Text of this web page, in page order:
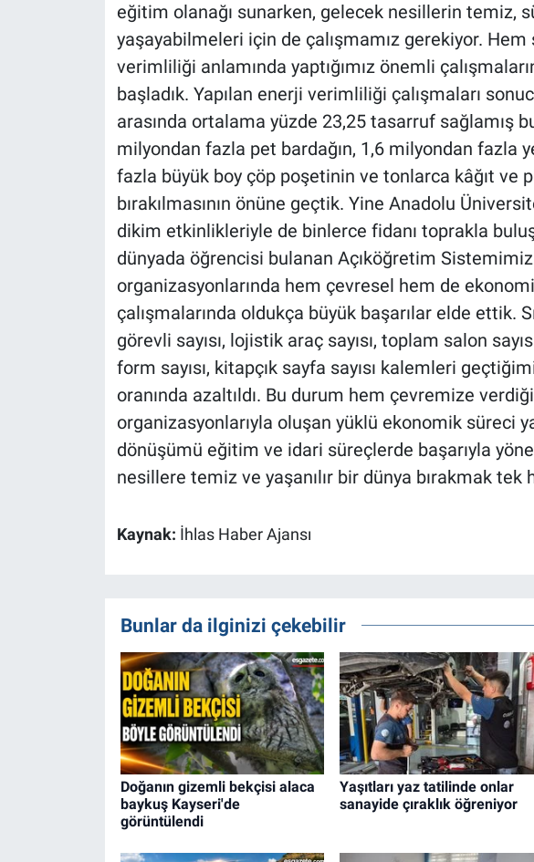
eğitim olanağı sunarken, gelecek nesillerin temiz,
yaşayabilmeleri için de çalışmamız gerekiyor. Hem
verimliliği anlamında yaptığımız önemli
başladık. Yapılan enerji verimliliği çalışmaları
arasında ortalama yüzde 23,25 tasarruf sağlamış
milyondan fazla pet bardağın, 1,6 milyondan fazla
fazla büyük boy çöp poşetinin ve tonlarca kâğıt ve
bırakılmasının önüne geçtik. Yine Anadolu
dikim etkinlikleriyle de binlerce fidanı toprakla
dünyada öğrencisi bulanan Açıköğretim
organizasyonlarında hem çevresel hem de
çalışmalarında oldukça büyük başarılar elde ettik.
görevli sayısı, lojistik araç sayısı, toplam salon
form sayısı, kitapçık sayfa sayısı kalemleri
oranında azaltıldı. Bu durum hem çevremize
organizasyonlarıyla oluşan yüklü ekonomik süreci
dönüşümü eğitim ve idari süreçlerde başarıyla
nesillere temiz ve yaşanılır bir dünya bırakmak tek
Kaynak: İhlas Haber Ajansı
Bunlar da ilginizi çekebilir
Doğanın gizemli bekçisi alaca
baykuş Kayseri'de
görüntülendi
Yaşıtları yaz tatilinde onlar
sanayide çıraklık öğreniyor